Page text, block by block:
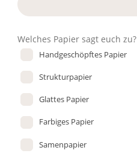
Welches Papier sagt euch zu?
Handgeschöpftes Papier
Strukturpapier
Glattes Papier
Farbiges Papier
Samenpapier